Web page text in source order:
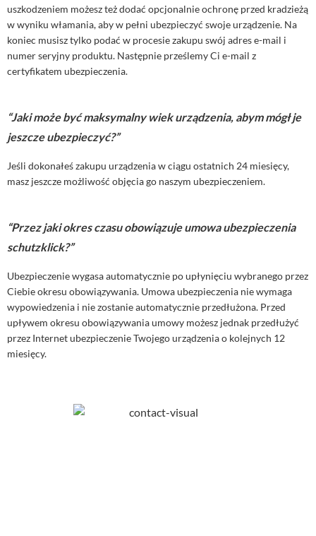
uszkodzeniem możesz też dodać opcjonalnie ochronę przed kradzieżą
w wyniku włamania, aby w pełni ubezpieczyć swoje urządzenie. Na
koniec musisz tylko podać w procesie zakupu swój adres e-mail i
numer seryjny produktu. Następnie prześlemy Ci e-mail z
certyfikatem ubezpieczenia.
“Jaki może być maksymalny wiek urządzenia, abym mógł je
jeszcze ubezpieczyć?”
Jeśli dokonałeś zakupu urządzenia w ciągu ostatnich 24 miesięcy,
masz jeszcze możliwość objęcia go naszym ubezpieczeniem.
“Przez jaki okres czasu obowiązuje umowa ubezpieczenia
schutzklick?”
Ubezpieczenie wygasa automatycznie po upłynięciu wybranego przez
Ciebie okresu obowiązywania. Umowa ubezpieczenia nie wymaga
wypowiedzenia i nie zostanie automatycznie przedłużona. Przed
upływem okresu obowiązywania umowy możesz jednak przedłużyć
przez Internet ubezpieczenie Twojego urządzenia o kolejnych 12
miesięcy.